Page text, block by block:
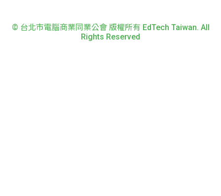
© 台北市電腦商業同業公會 版權所有 EdTech Taiwan. All
Rights Reserved